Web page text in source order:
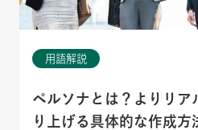
用語解説
ペルソナとは？よりリア
り上げる具体的な作成方